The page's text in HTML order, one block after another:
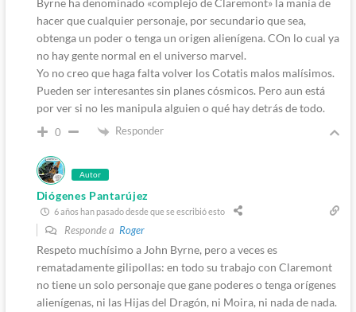
Byrne ha denominado «complejo de Claremont» la manía de
hacer que cualquier personaje, por secundario que sea,
obtenga un poder o tenga un origen alienígena. COn lo cual ya
no hay gente normal en el universo marvel.
Yo no creo que haga falta volver los Cotatis malos malísimos.
Pueden ser interesantes sin planes cósmicos. Pero aun está
por ver si no les manipula alguien o qué hay detrás de todo.
0 Responder
Autor
Diógenes Pantarújez
6 años han pasado desde que se escribió esto
Responde a Roger
Respeto muchísimo a John Byrne, pero a veces es
rematadamente gilipollas: en todo su trabajo con Claremont
no tiene un solo personaje que gane poderes o tenga orígenes
alienígenas, ni las Hijas del Dragón, ni Moira, ni nada de nada.